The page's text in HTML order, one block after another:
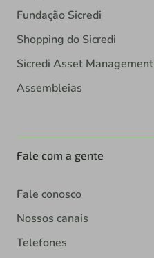
Fundação Sicredi
Shopping do Sicredi
Sicredi Asset Management
Assembleias
Fale com a gente
Fale conosco
Nossos canais
Telefones